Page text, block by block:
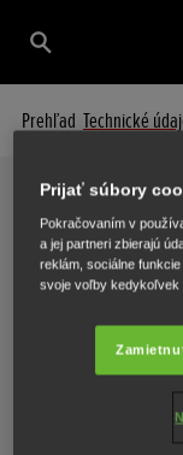
Prehľad Technické
Prijať súbory
Pokračovaním v
a jej partneri zbierajú
reklám, sociálne
svoje voľby kedykoľvek